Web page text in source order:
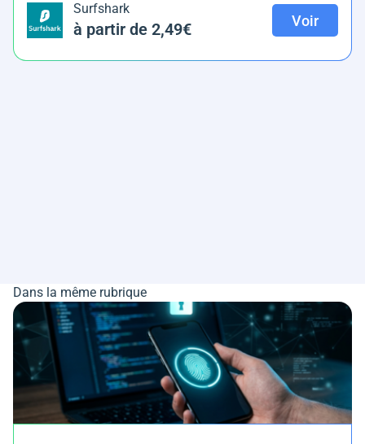
Surfshark
à partir de 2,49€ Voir
Dans la même rubrique